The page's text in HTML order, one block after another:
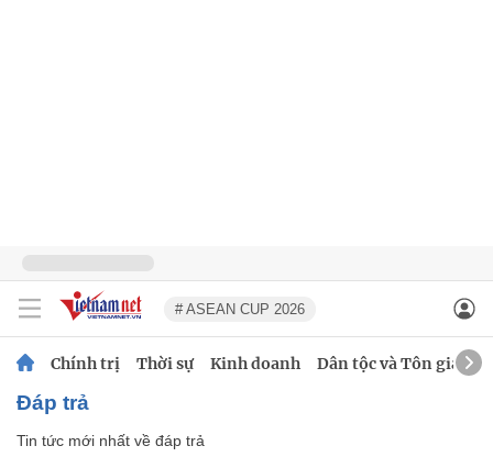
# ASEAN CUP 2026
Chính trị Thời sự Kinh doanh Dân tộc và Tôn giáo
đáp trả
Tin tức mới nhất về đáp trả